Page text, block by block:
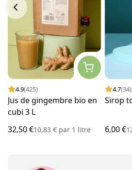
4.9(425)
Jus de gingembre bio en
cubi 3 L
32,50 €10,83 € par 1 litre
4.7(34)
Sirop
6,00 €